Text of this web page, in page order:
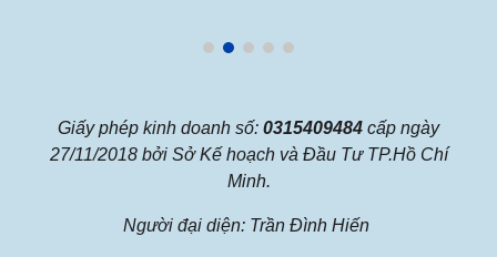
Giấy phép kinh doanh số: 0315409484 cấp ngày
27/11/2018 bởi Sở Kế hoạch và Đầu Tư TP.Hồ Chí
Minh.
Người đại diện: Trần Đình Hiến